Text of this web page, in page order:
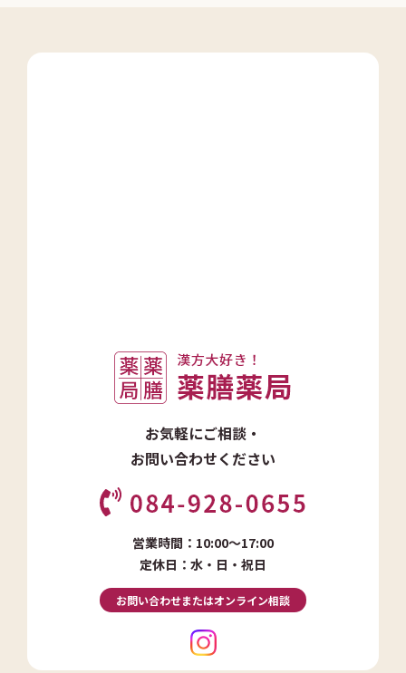
お気軽にご相談・
お問い合わせください
営業時間：10:00～17:00
定休日：水・日・祝日
お問い合わせまたはオンライン相談